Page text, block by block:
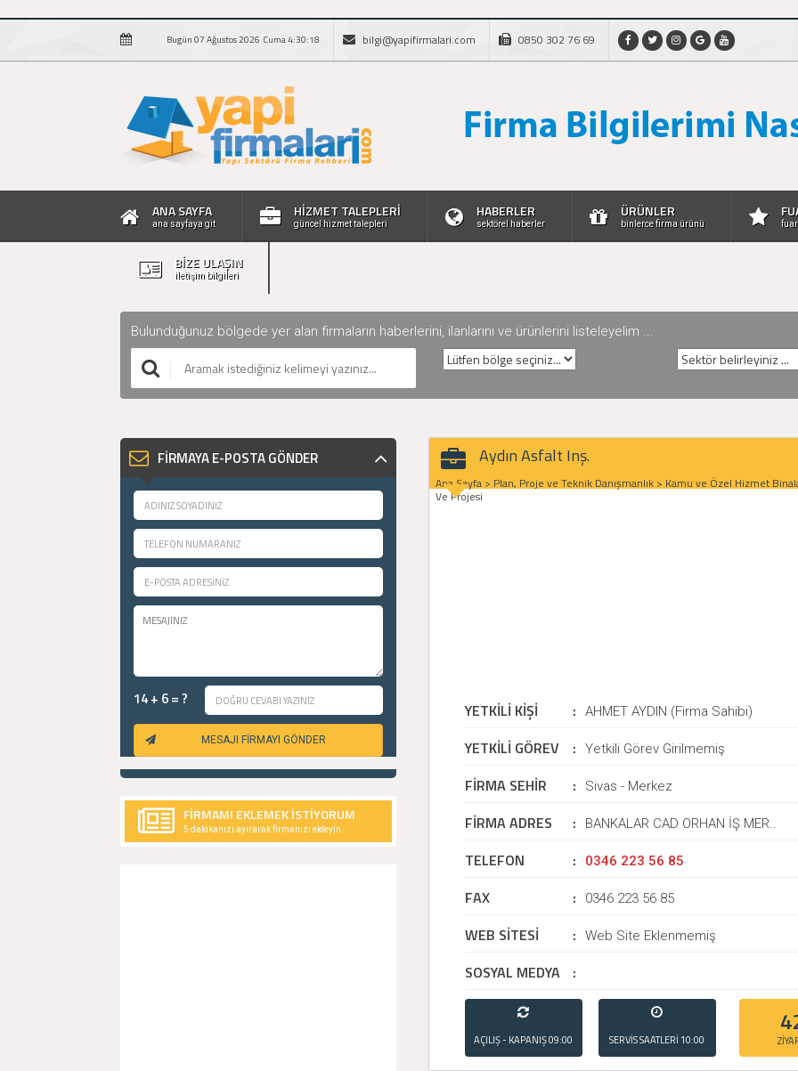
Bugün 07 Ağustos 2026 Cuma 4:30:19 bilgi@yapifirmalari.com 0850 302 76 69
ANA SAYFA
ana sayfaya git
HİZMET TALEPLERİ
güncel hizmet talepleri
HABERLER
sektörel haberler
ÜRÜNLER
binlerce firma ürünü
BİZE ULAŞIN
iletişim bilgileri
Bulunduğunuz bölgede yer alan firmaların haberlerini, ilanlarını ve ürünlerini listeleyelim ...
FİRMAYA E-POSTA GÖNDER
14 + 6 = ?
MESAJI FİRMAYI GÖNDER
FİRMAMI EKLEMEK İSTİYORUM
5 dakikanızı ayırarak firmanızı ekleyin..
Aydın Asfalt Inş.
Ana Sayfa > Plan, Proje ve Teknik Danışmanlık> Kamu ve Özel Hizmet
Ve Projesi
YETKİLİ KİŞİ : AHMET AYDIN (Firma Sahibi)
YETKİLİ GÖREV : Yetkili Görev Girilmemiş
FİRMA SEHİR : Sivas - Merkez
FİRMA ADRES : BANKALAR CAD ORHAN İŞ MER..
TELEFON : 0346 223 56 85
FAX : 0346 223 56 85
WEB SİTESİ : Web Site Eklenmemiş
SOSYAL MEDYA :
AÇILIŞ - KAPANIŞ09:00
- 21:00
SERVİS SAATLERİ 10:00
- 20:00